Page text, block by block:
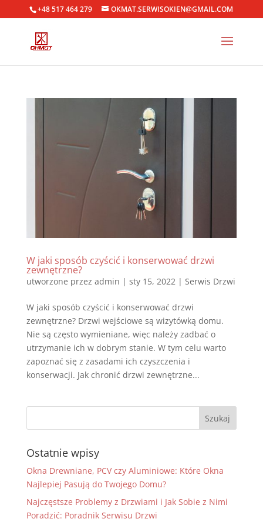
+48 517 464 279 OKMAT.SERWISOKIEN@GMAIL.COM
W jaki sposób czyścić i konserwować drzwi
zewnętrzne?
utworzone przez admin | sty 15, 2022| Serwis Drzwi
W jaki sposób czyścić i konserwować drzwi
zewnętrzne? Drzwi wejściowe są wizytówką domu.
Nie są często wymieniane, więc należy zadbać o
utrzymanie ich w dobrym stanie. W tym celu warto
zapoznać się z zasadami ich czyszczenia i
konserwacji. Jak chronić drzwi zewnętrzne...
Ostatnie wpisy
Okna Drewniane, PCV czy Aluminiowe: Które Okna
Najlepiej Pasują do Twojego Domu?
Najczęstsze Problemy z Drzwiami i Jak Sobie z Nimi
Poradzić: Poradnik Serwisu Drzwi